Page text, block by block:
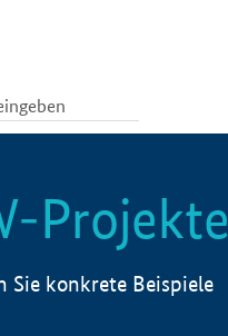
Projekte
Sie konkrete Beispiele